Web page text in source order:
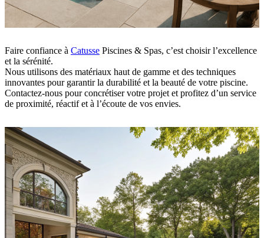
Faire confiance à Catusse Piscines & Spas, c’est choisir l’excellence
et la sérénité.
Nous utilisons des matériaux haut de gamme et des techniques
innovantes pour garantir la durabilité et la beauté de votre piscine.
Contactez-nous pour concrétiser votre projet et profitez d’un service
de proximité, réactif et à l’écoute de vos envies.